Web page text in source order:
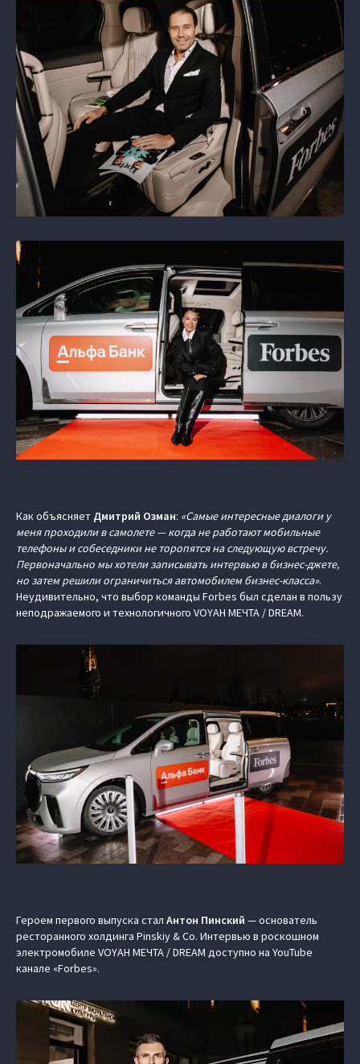
Как объясняет Дмитрий Озман: «Самые интересные диалоги у
меня проходили в самолете — когда не работают мобильные
телефоны и собеседники не торопятся на следующую встречу.
Первоначально мы хотели записывать интервью в бизнес-джете,
но затем решили ограничиться автомобилем бизнес-класса».
Неудивительно, что выбор команды Forbes был сделан в пользу
неподражаемого и технологичного VOYAH МЕЧТА / DREAM.
Героем первого выпуска стал Антон Пинский — основатель
ресторанного холдинга Pinskiy & Co. Интервью в роскошном
электромобиле VOYAH МЕЧТА / DREAM доступно на YouTube
канале «Forbes».